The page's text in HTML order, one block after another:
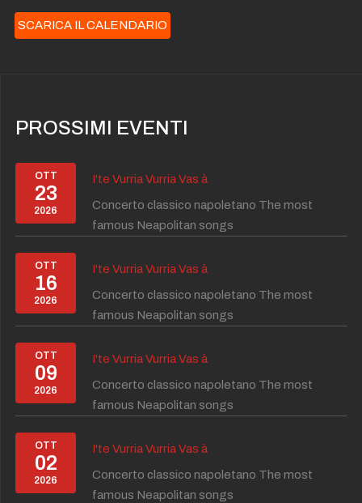
SCARICA IL CALENDARIO
PROSSIMI EVENTI
OTT
23
2026
I'te Vurria Vurria Vas à
Concerto classico napoletano The most
famous Neapolitan songs
OTT
16
2026
I'te Vurria Vurria Vas à
Concerto classico napoletano The most
famous Neapolitan songs
OTT
09
2026
I'te Vurria Vurria Vas à
Concerto classico napoletano The most
famous Neapolitan songs
OTT
02
2026
I'te Vurria Vurria Vas à
Concerto classico napoletano The most
famous Neapolitan songs